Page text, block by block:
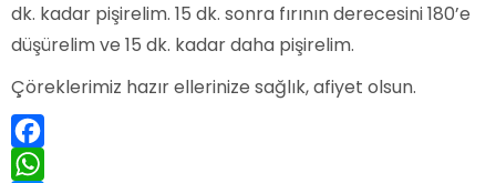
dk. kadar pişirelim. 15 dk. sonra fırının derecesini 180’e
düşürelim ve 15 dk. kadar daha pişirelim.
Çöreklerimiz hazır ellerinize sağlık, afiyet olsun.
Facebook